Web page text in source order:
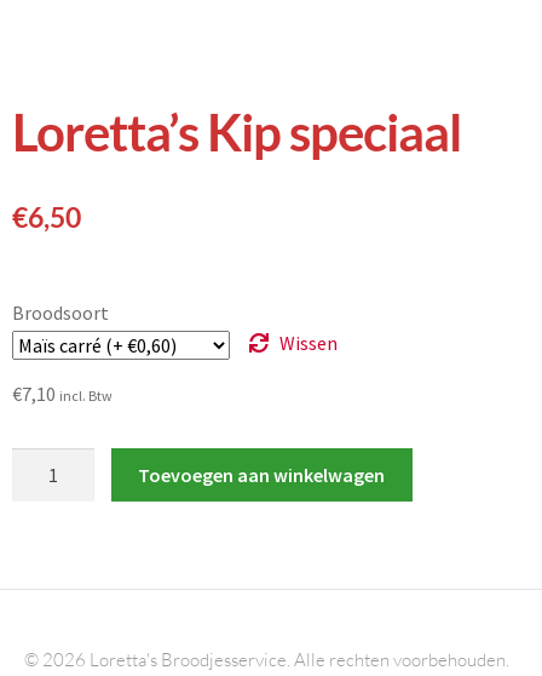
Loretta’s Kip speciaal
€6,50
Broodsoort
Wissen
€7,10 incl. Btw
Toevoegen aan winkelwagen
© 2026 Loretta's Broodjesservice. Alle rechten voorbehouden.